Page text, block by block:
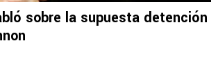
sobre la supuesta detención